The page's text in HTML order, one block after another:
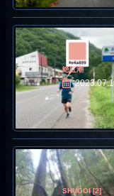
絶紅潮
SHUGOI [2]